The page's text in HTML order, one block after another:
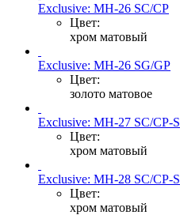
Exclusive: MH-26 SC/CP
Цвет:
хром матовый
Exclusive: MH-26 SG/GP
Цвет:
золото матовое
Exclusive: MH-27 SC/CP-S
Цвет:
хром матовый
Exclusive: MH-28 SC/CP-S
Цвет:
хром матовый